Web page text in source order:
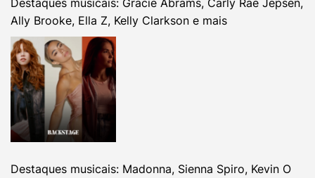
Ally Brooke, Ella Z, Kelly Clarkson e mais
Destaques musicais: Madonna, Sienna Spiro, Kevin O